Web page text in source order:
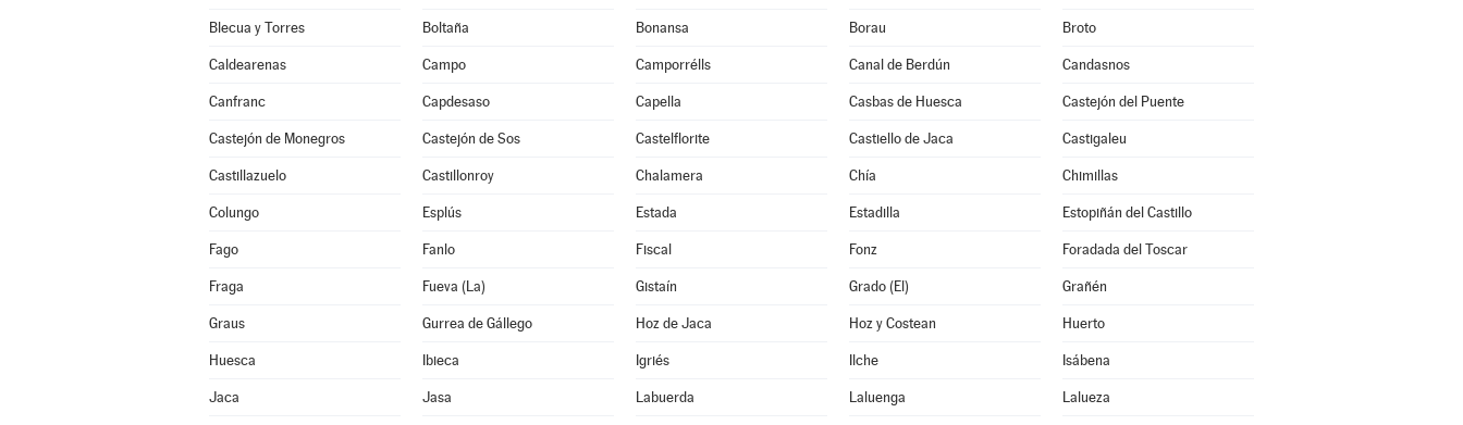
Blecua y Torres Boltaña Bonansa Borau Broto
Caldearenas Campo Camporrélls Canal de Berdún Candasnos
Canfranc Capdesaso Capella Casbas de Huesca Castejón del Puente
Castejón de Monegros Castejón de Sos Castelflorite Castiello de Jaca Castigaleu
Castillazuelo Castillonroy Chalamera Chía Chimillas
Colungo Esplús Estada Estadilla Estopiñán del Castillo
Fago Fanlo Fiscal Fonz Foradada del Toscar
Fraga Fueva (La) Gistaín Grado (El) Grañén
Graus Gurrea de Gállego Hoz de Jaca Hoz y Costean Huerto
Huesca Ibieca Igriés Ilche Isábena
Jaca Jasa Labuerda Laluenga Lalueza